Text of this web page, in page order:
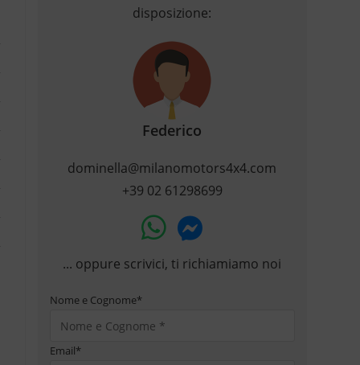
disposizione:
Federico
dominella@milanomotors4x4.com
+39 02 61298699
... oppure scrivici, ti richiamiamo noi
Nome e Cognome*
Email*